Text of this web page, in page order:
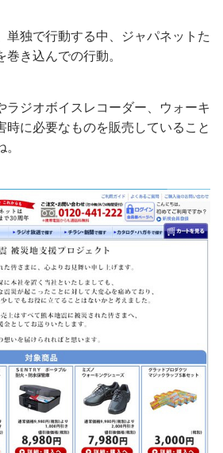
単独で行動する中、ジャパネットた
き込んでの行動。
ラジオボイスレコーダー、ウォーキ
時に必要なものを販売していること